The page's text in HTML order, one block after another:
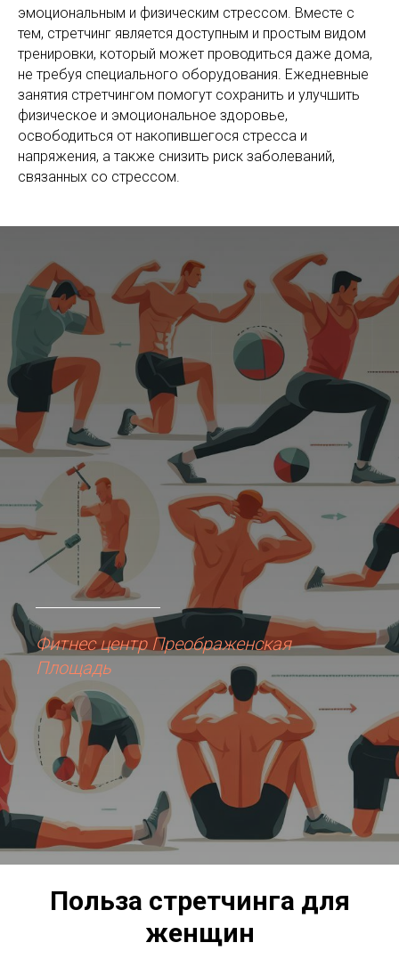
эмоциональным и физическим стрессом. Вместе с
тем, стретчинг является доступным и простым видом
тренировки, который может проводиться даже дома,
не требуя специального оборудования. Ежедневные
занятия стретчингом помогут сохранить и улучшить
физическое и эмоциональное здоровье,
освободиться от накопившегося стресса и
напряжения, а также снизить риск заболеваний,
связанных со стрессом.
Фитнес центр Преображенская
Площадь
Польза стретчинга для
женщин